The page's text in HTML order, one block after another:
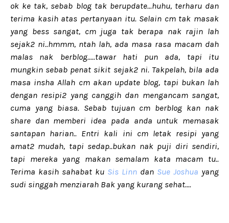
ok ke tak, sebab blog tak berupdate...huhu, terharu dan
terima kasih atas pertanyaan itu. Selain cm tak masak
yang bess sangat, cm juga tak berapa nak rajin lah
sejak2 ni..hmmm, ntah lah, ada masa rasa macam dah
malas nak berblog.....tawar hati pun ada, tapi itu
mungkin sebab penat sikit sejak2 ni. Takpelah, bila ada
masa insha Allah cm akan update blog, tapi bukan lah
dengan resipi2 yang canggih dan mengancam sangat,
cuma yang biasa. Sebab tujuan cm berblog kan nak
share dan memberi idea pada anda untuk memasak
santapan harian.. Entri kali ini cm letak resipi yang
amat2 mudah, tapi sedap..bukan nak puji diri sendiri,
tapi mereka yang makan semalam kata macam tu..
Terima kasih sahabat ku Sis Linn dan Sue Joshua yang
sudi singgah menziarah Bak yang kurang sehat....